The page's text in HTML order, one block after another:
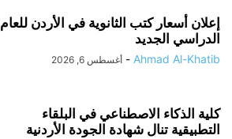
إعلان أسعار كتب الثانوية في الأردن للعام
الدراسي الجديد
Ahmad Al-Khatib
- أغسطس 6, 2026
كلية الذكاء الاصطناعي في البلقاء
التطبيقية تنال شهادة الجودة الأردنية